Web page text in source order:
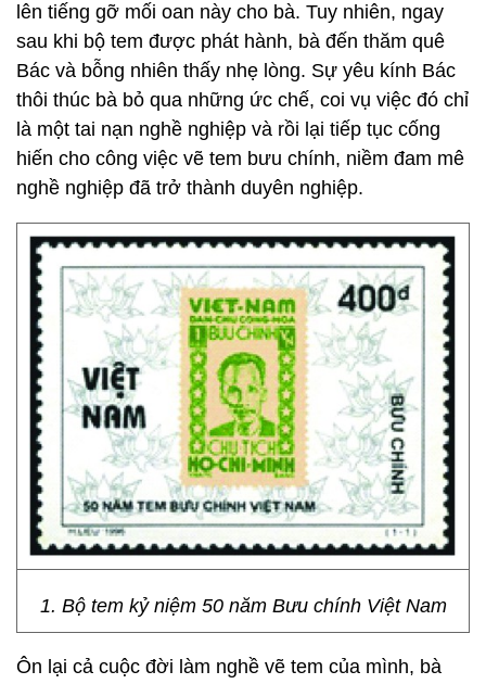
lên tiếng gỡ mối oan này cho bà. Tuy nhiên, ngay
sau khi bộ tem được phát hành, bà đến thăm quê
Bác và bỗng nhiên thấy nhẹ lòng. Sự yêu kính Bác
thôi thúc bà bỏ qua những ức chế, coi vụ việc đó chỉ
là một tai nạn nghề nghiệp và rồi lại tiếp tục cống
hiến cho công việc vẽ tem bưu chính, niềm đam mê
nghề nghiệp đã trở thành duyên nghiệp.
1. Bộ tem kỷ niệm 50 năm Bưu chính Việt Nam
Ôn lại cả cuộc đời làm nghề vẽ tem của mình, bà